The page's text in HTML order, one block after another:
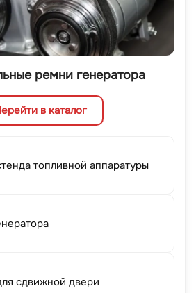
ремни генератора
в каталог
топливной аппаратуры
сдвижной двери